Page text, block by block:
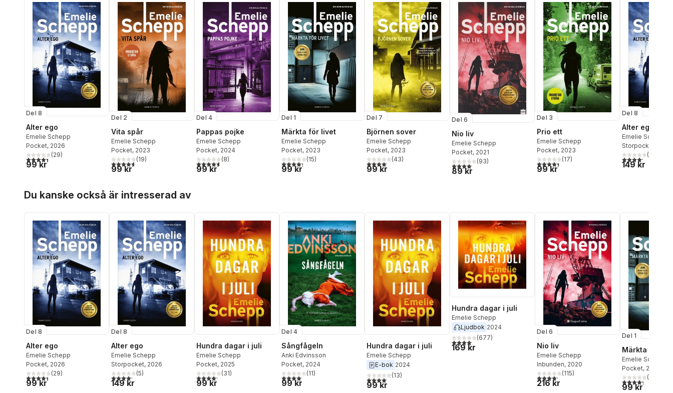
Del 8
Alter ego
Emelie Schepp
Pocket, 2026
4,4utav 5 stjärnor. Totalt antal röster:
(29)
99 kr
Del 2
Vita spår
Emelie Schepp
Pocket, 2023
4,6utav 5 stjärnor. Totalt antal röster:
(19)
99 kr
Del 4
Pappas pojke
Emelie Schepp
Pocket, 2024
4,6utav 5 stjärnor. Totalt antal röster:
(8)
99 kr
Del 1
Märkta för livet
Emelie Schepp
Pocket, 2023
4,3utav 5 stjärnor. Totalt antal röster:
(15)
99 kr
Del 7
Björnen sover
Emelie Schepp
Pocket, 2023
4,1utav 5 stjärnor. Totalt antal röster:
(43)
99 kr
Del 6
Nio liv
Emelie Schepp
Pocket, 2021
4,1utav 5 stjärnor. Totalt antal röster:
(93)
89 kr
Del 3
Prio ett
Emelie Schepp
Pocket, 2023
4,4utav 5 stjärnor. Totalt antal röster:
(17)
99 kr
Del 8
Alter ego
Emelie Schepp
Storpocket
4,2utav 5(
149 kr
Du kanske också är intresserad av
Del 8
Alter ego
Emelie Schepp
Pocket, 2026
4,4utav 5 stjärnor. Totalt antal röster:
(29)
99 kr
Del 8
Alter ego
Emelie Schepp
Storpocket, 2026
4,2utav 5 stjärnor. Totalt antal röster:
(5)
149 kr
Hundra dagar i juli
Emelie Schepp
Pocket, 2025
4,2utav 5 stjärnor. Totalt antal röster:
(31)
99 kr
Del 4
Sångfågeln
Anki Edvinsson
Pocket, 2024
4,1utav 5 stjärnor. Totalt antal röster:
(11)
99 kr
Hundra dagar i juli
Emelie Schepp
E-bok 2024
4,1utav 5 stjärnor. Totalt antal röster:
(13)
99 kr
Hundra dagar i juli
Emelie Schepp
Ljudbok 2024
4,1utav 5 stjärnor. Totalt antal röster:
(677)
169 kr
Del 6
Nio liv
Emelie Schepp
Inbunden, 2020
4,2utav 5 stjärnor. Totalt antal röster:
(115)
216 kr
Del 1
Märkta för
Emelie Schepp
Pocket, 2023
4,3utav 5(
99 kr